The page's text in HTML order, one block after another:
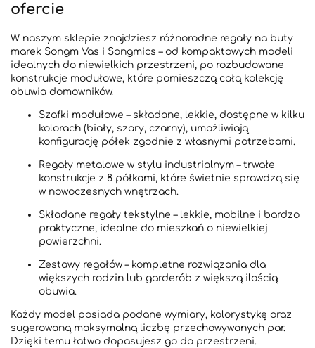
ofercie
W naszym sklepie znajdziesz różnorodne regały na buty
marek Songm Vas i Songmics – od kompaktowych modeli
idealnych do niewielkich przestrzeni, po rozbudowane
konstrukcje modułowe, które pomieszczą całą kolekcję
obuwia domowników.
Szafki modułowe – składane, lekkie, dostępne w kilku
kolorach (biały, szary, czarny), umożliwiają
konfigurację półek zgodnie z własnymi potrzebami.
Regały metalowe w stylu industrialnym – trwałe
konstrukcje z 8 półkami, które świetnie sprawdzą się
w nowoczesnych wnętrzach.
Składane regały tekstylne – lekkie, mobilne i bardzo
praktyczne, idealne do mieszkań o niewielkiej
powierzchni.
Zestawy regałów – kompletne rozwiązania dla
większych rodzin lub garderób z większą ilością
obuwia.
Każdy model posiada podane wymiary, kolorystykę oraz
sugerowaną maksymalną liczbę przechowywanych par.
Dzięki temu łatwo dopasujesz go do przestrzeni.